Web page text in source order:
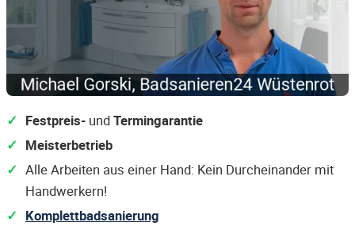
Festpreis- undTermingarantie
Meisterbetrieb
Alle Arbeiten aus einer Hand: Kein Durcheinander mit
Handwerkern!
Komplettbadsanierung